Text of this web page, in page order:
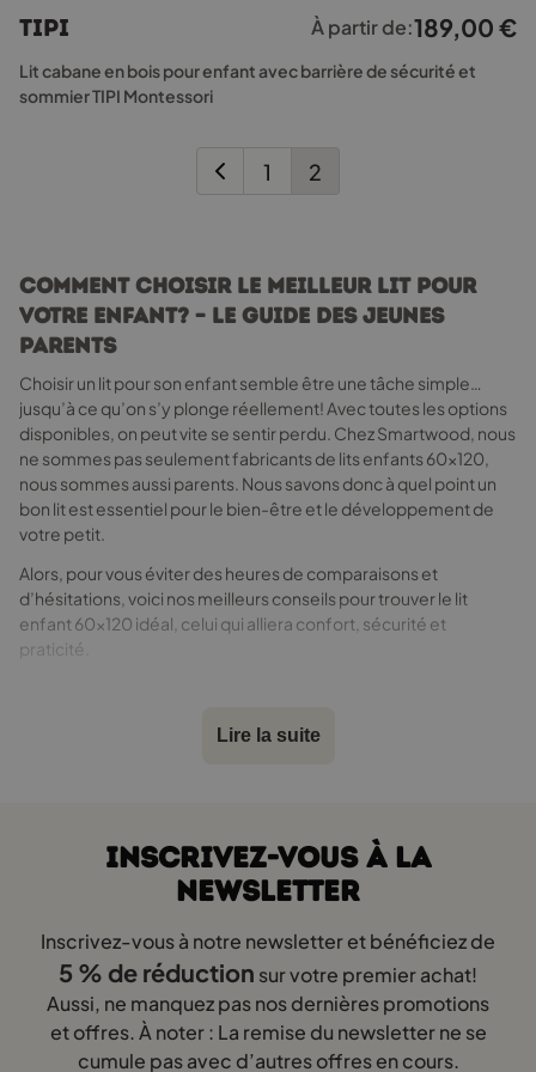
variations.
Les
options
produit
TIPI À partir de:189,00 €
Lit cabane en bois pour enfant avec barrière de sécurité et
sommier TIPI Montessori
1 2
Comment choisir le meilleur lit pour
votre enfant? – Le guide des jeunes
parents
Choisir un lit pour son enfant semble être une tâche simple…
jusqu’à ce qu’on s’y plonge réellement! Avec toutes les options
disponibles, on peut vite se sentir perdu. Chez Smartwood, nous
ne sommes pas seulement fabricants de lits enfants 60x120,
nous sommes aussi parents. Nous savons donc à quel point un
bon lit est essentiel pour le bien-être et le développement de
votre petit.
Alors, pour vous éviter des heures de comparaisons et
d’hésitations, voici nos meilleurs conseils pour trouver le lit
enfant 60x120 idéal, celui qui alliera confort, sécurité et
praticité.
Un système immunitaire renforcé,
Un développement physique et mental équilibré.
En clair, bien choisir son lit 60x120, c’est bien plus qu’une
question de déco, c’est une garantie de nuits paisibles pour
votre enfant… et pour vous aussi!
Lire la suite
INSCRIVEZ-VOUS À LA
NEWSLETTER
Inscrivez-vous à notre newsletter et bénéficiez de
5 % de réduction sur votre premier achat!
Aussi, ne manquez pas nos dernières promotions
et offres. À noter : La remise du newsletter ne se
cumule pas avec d’autres offres en cours.